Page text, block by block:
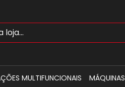
MULTIFUNCIONAIS MÁQUINAS